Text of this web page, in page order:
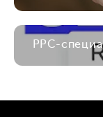
PPC-